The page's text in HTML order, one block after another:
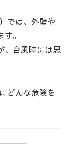
では、外壁や
。
、台風時には思
どんな危険を